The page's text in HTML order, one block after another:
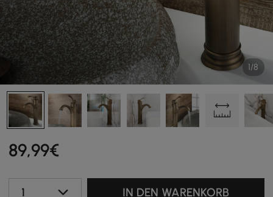
1/8
89,99€
1 IN DEN WARENKORB